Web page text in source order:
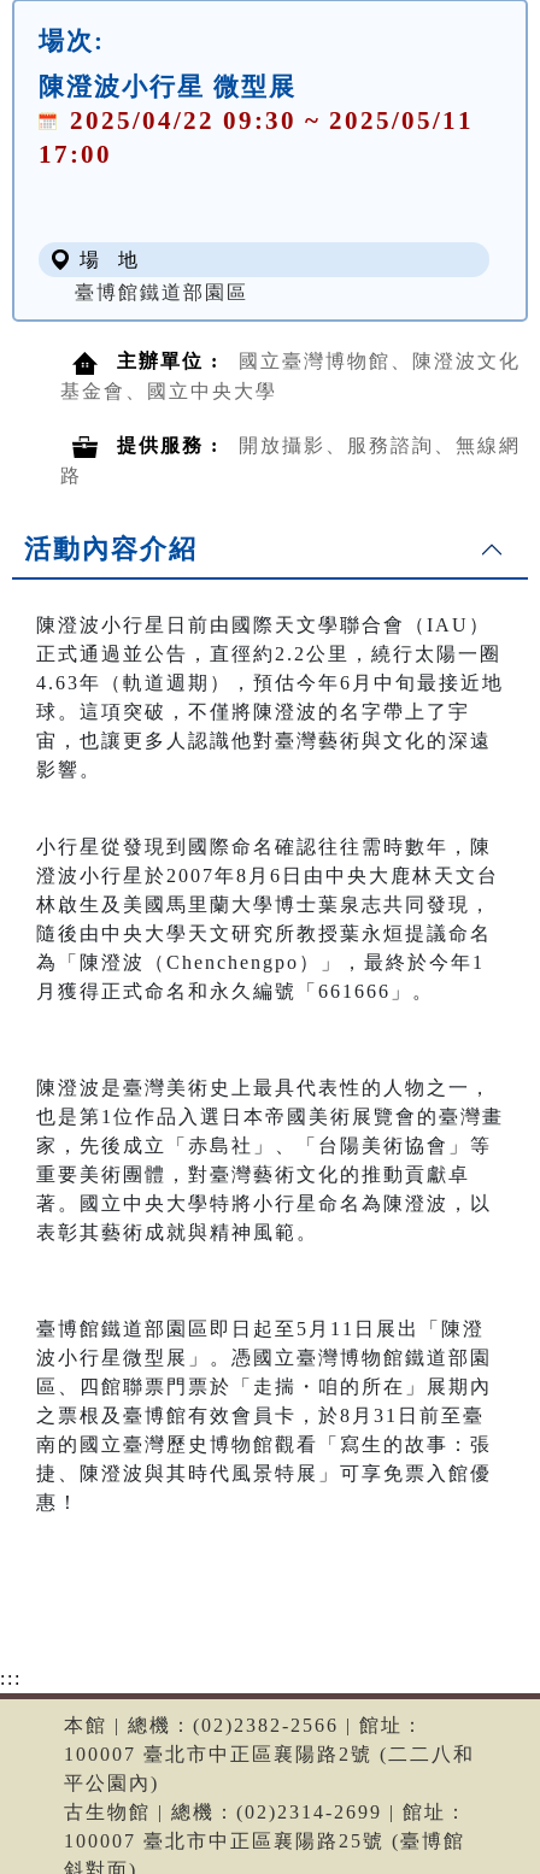
場次:
陳澄波小行星 微型展
2025/04/22 09:30 ~ 2025/05/11
17:00
場 地
臺博館鐵道部園區
主辦單位 :
國立臺灣博物館、陳澄波文化
基金會、國立中央大學
提供服務 :
開放攝影、服務諮詢、無線網
路
活動內容介紹
陳澄波小行星日前由國際天文學聯合會（IAU）
正式通過並公告，直徑約2.2公里，繞行太陽一圈
4.63年（軌道週期），預估今年6月中旬最接近地
球。這項突破，不僅將陳澄波的名字帶上了宇
宙，也讓更多人認識他對臺灣藝術與文化的深遠
影響。
小行星從發現到國際命名確認往往需時數年，陳
澄波小行星於2007年8月6日由中央大鹿林天文台
林啟生及美國馬里蘭大學博士葉泉志共同發現，
隨後由中央大學天文研究所教授葉永烜提議命名
為「陳澄波（Chenchengpo）」，最終於今年1
月獲得正式命名和永久編號「661666」。
陳澄波是臺灣美術史上最具代表性的人物之一，
也是第1位作品入選日本帝國美術展覽會的臺灣畫
家，先後成立「赤島社」、「台陽美術協會」等
重要美術團體，對臺灣藝術文化的推動貢獻卓
著。國立中央大學特將小行星命名為陳澄波，以
表彰其藝術成就與精神風範。
臺博館鐵道部園區即日起至5月11日展出「陳澄
波小行星微型展」。憑國立臺灣博物館鐵道部園
區、四館聯票門票於「走揣・咱的所在」展期內
之票根及臺博館有效會員卡，於8月31日前至臺
南的國立臺灣歷史博物館觀看「寫生的故事：張
捷、陳澄波與其時代風景特展」可享免票入館優
惠！
:::
本館 | 總機：(02)2382-2566 | 館址：
100007 臺北市中正區襄陽路2號 (二二八和
平公園內)
古生物館 | 總機：(02)2314-2699 | 館址：
100007 臺北市中正區襄陽路25號 (臺博館
斜對面)